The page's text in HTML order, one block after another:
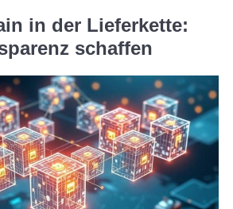
in der Lieferkette:
schaffen